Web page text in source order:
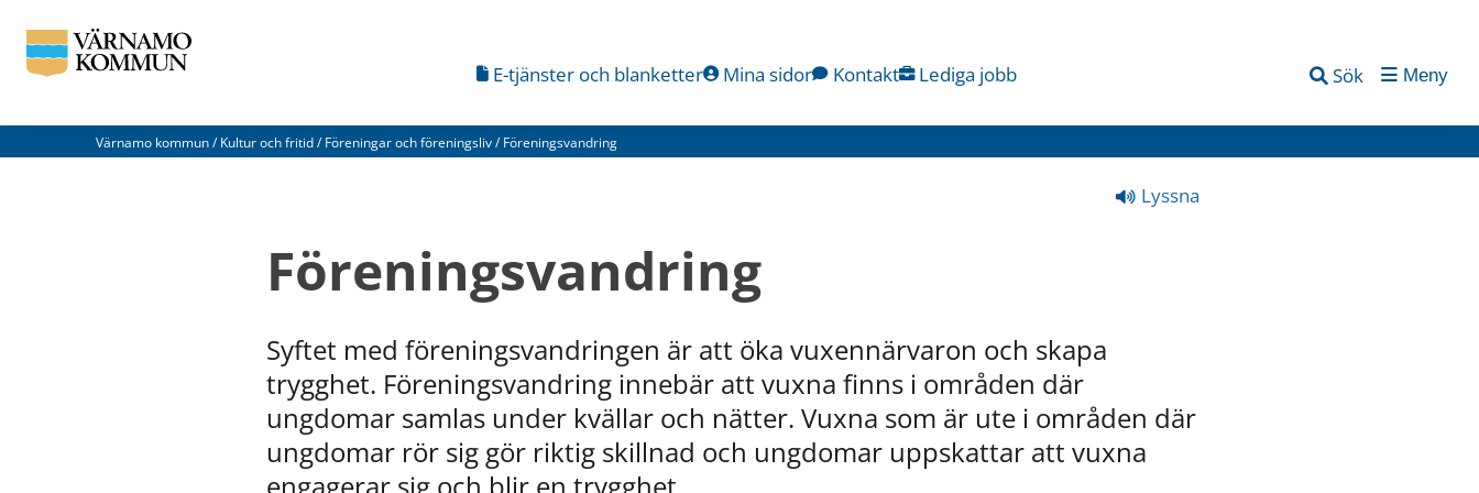
E-tjänster och blanketter Mina sidor Kontakt Lediga jobb Sök Meny
Värnamo kommun/ Kultur och fritid/ Föreningar och föreningsliv/ Föreningsvandring
Lyssna
Föreningsvandring
Syftet med föreningsvandringen är att öka vuxennärvaron och skapa
trygghet. Föreningsvandring innebär att vuxna finns i områden där
ungdomar samlas under kvällar och nätter. Vuxna som är ute i områden där
ungdomar rör sig gör riktig skillnad och ungdomar uppskattar att vuxna
kan
vi
på
den
här
webbsidan?
*